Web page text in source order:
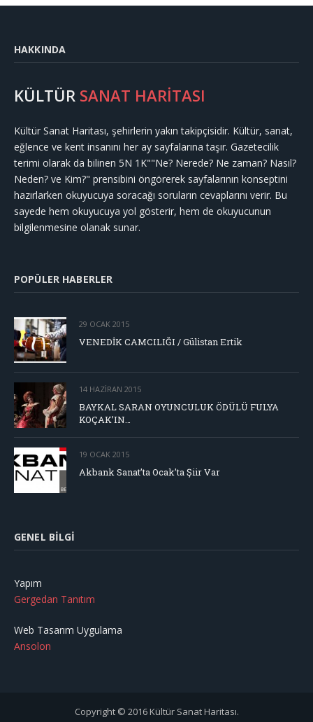
HAKKINDA
KÜLTÜR SANAT HARİTASI
Kültür Sanat Haritası, şehirlerin yakın takipçisidir. Kültür, sanat,
eğlence ve kent insanını her ay sayfalarına taşır. Gazetecilik
terimi olarak da bilinen 5N 1K""Ne? Nerede? Ne zaman? Nasıl?
Neden? ve Kim?" prensibini öngörerek sayfalarının konseptini
hazırlarken okuyucuya soracağı soruların cevaplarını verir. Bu
sayede hem okuyucuya yol gösterir, hem de okuyucunun
bilgilenmesine olanak sunar.
POPÜLER HABERLER
29 OCAK 2015
VENEDİK CAMCILIĞI / Gülistan Ertik
14 HAZIRAN 2015
BAYKAL SARAN OYUNCULUK ÖDÜLÜ FULYA
KOÇAK’IN…
19 OCAK 2015
Akbank Sanat’ta Ocak’ta Şiir Var
GENEL BILGI
Yapım
Gergedan Tanıtım
Web Tasarım Uygulama
Ansolon
Copyright © 2016 Kültür Sanat Haritası.